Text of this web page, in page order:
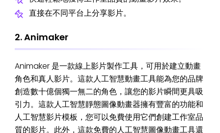
直接在不同平台上分享影片。
2. Animaker
Animaker 是一款線上影片製作工具，可用於建立動畫
角色和真人影片。這款人工智慧動畫工具能為您的品牌
創造數十億個獨一無二的角色，讓您的影片瞬間更具吸
引力。這款人工智慧靜態圖像動畫器擁有豐富的功能和
人工智慧影片模板，您可以免費使用它們創建工作室品
質的影片。此外，這款免費的人工智慧圖像動畫工具還